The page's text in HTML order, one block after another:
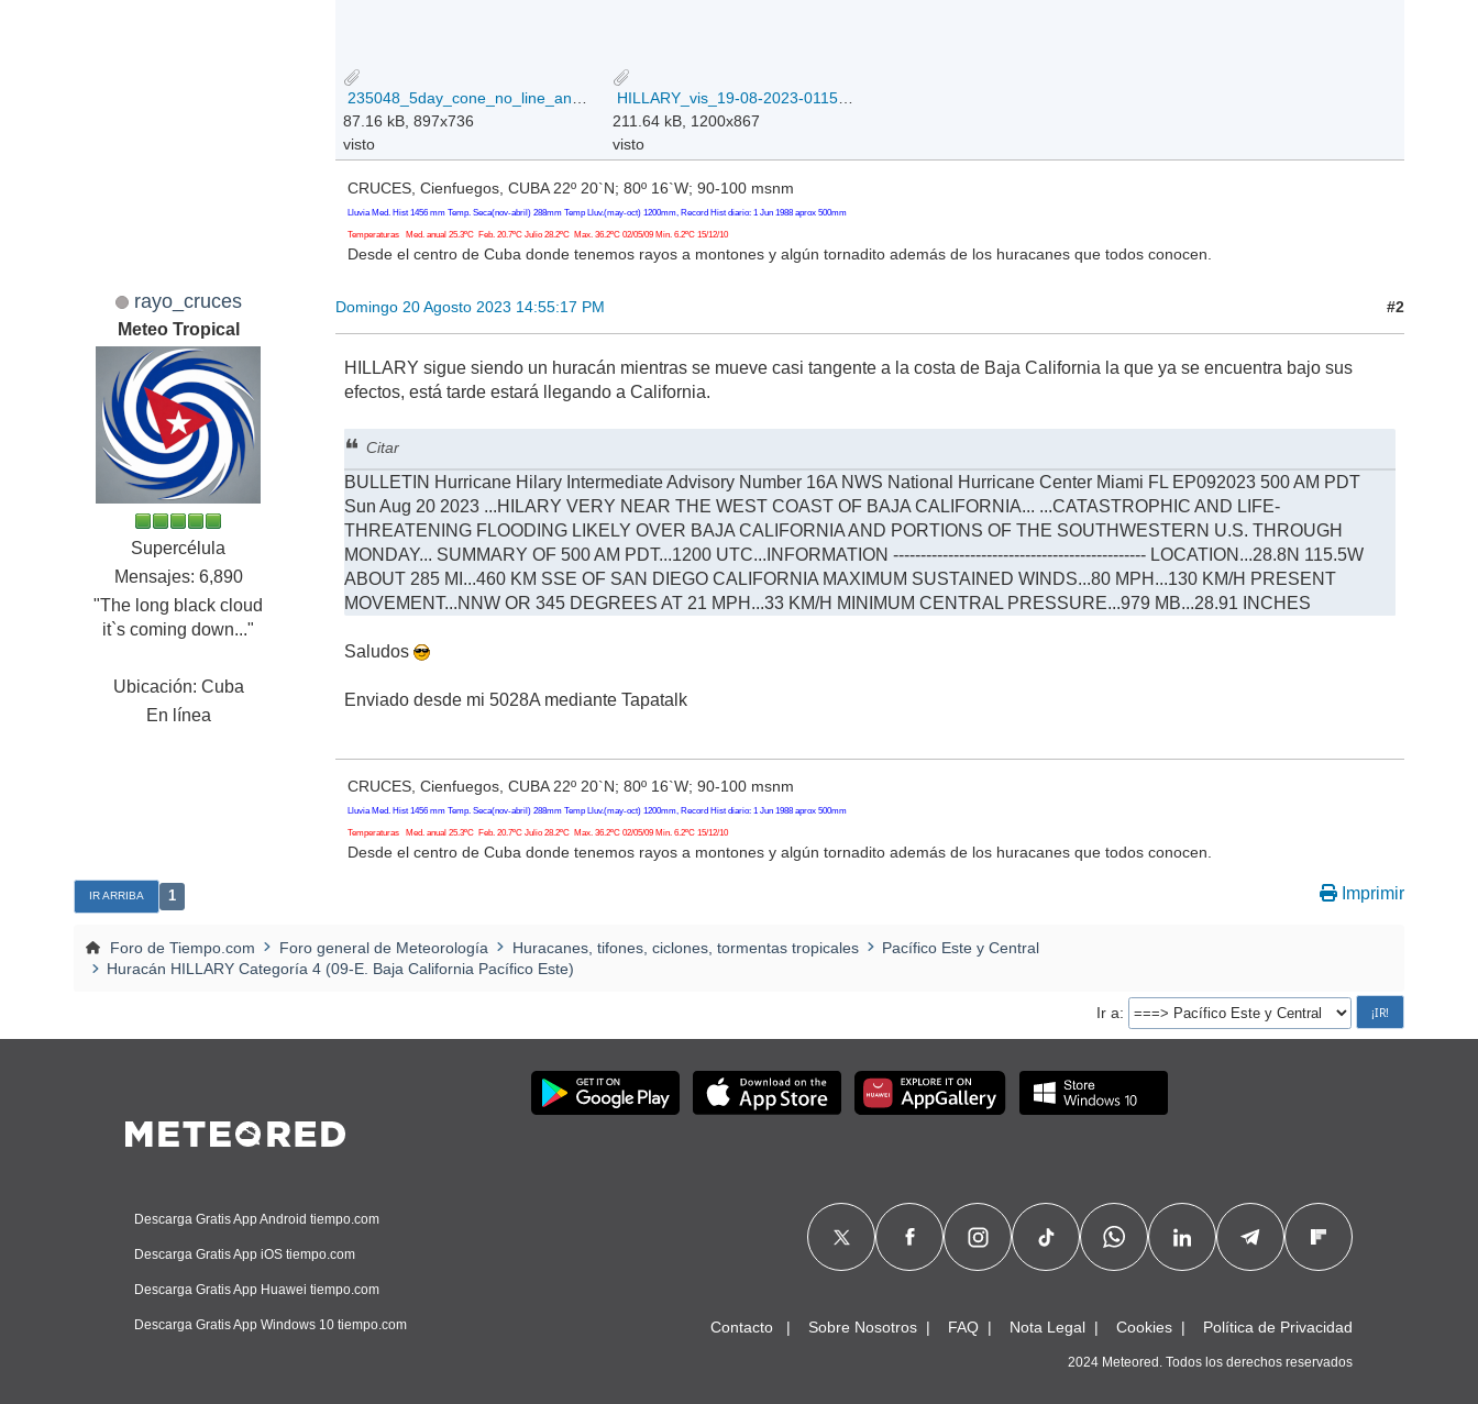
87.16 kB, 897x736
visto
211.64 kB, 1200x867
visto
CRUCES, Cienfuegos, CUBA 22º 20`N; 80º 16`W; 90-100 msnm
Lluvia Med. Hist 1456 mm Temp. Seca(nov-abril) 288mm Temp Lluv.(may-oct) 1200mm, Record Hist diario: 1 Jun 1988 aprox 500mm
Temperaturas Med. anual 25.3ºC Feb. 20.7ºC Julio 28.2ºC Max. 36.2ºC 02/05/09 Min. 6.2ºC 15/12/10
Desde el centro de Cuba donde tenemos rayos a montones y algún tornadito además de los huracanes que todos conocen.
rayo_cruces
Meteo Tropical
Supercélula
Mensajes: 6,890
"The long black cloud
it`s coming down..."
Ubicación: Cuba
En línea
Domingo 20 Agosto 2023 14:55:17 PM #2
HILLARY sigue siendo un huracán mientras se mueve casi tangente a la costa de Baja California la que ya se encuentra bajo sus
efectos, está tarde estará llegando a California.
Citar
BULLETIN Hurricane Hilary Intermediate Advisory Number 16A NWS National Hurricane Center Miami FL EP092023 500 AM PDT
Sun Aug 20 2023 ...HILARY VERY NEAR THE WEST COAST OF BAJA CALIFORNIA... ...CATASTROPHIC AND LIFE-
THREATENING FLOODING LIKELY OVER BAJA CALIFORNIA AND PORTIONS OF THE SOUTHWESTERN U.S. THROUGH
MONDAY... SUMMARY OF 500 AM PDT...1200 UTC...INFORMATION ---------------------------------------------- LOCATION...28.8N 115.5W
ABOUT 285 MI...460 KM SSE OF SAN DIEGO CALIFORNIA MAXIMUM SUSTAINED WINDS...80 MPH...130 KM/H PRESENT
MOVEMENT...NNW OR 345 DEGREES AT 21 MPH...33 KM/H MINIMUM CENTRAL PRESSURE...979 MB...28.91 INCHES
Saludos
Enviado desde mi 5028A mediante Tapatalk
CRUCES, Cienfuegos, CUBA 22º 20`N; 80º 16`W; 90-100 msnm
Lluvia Med. Hist 1456 mm Temp. Seca(nov-abril) 288mm Temp Lluv.(may-oct) 1200mm, Record Hist diario: 1 Jun 1988 aprox 500mm
Temperaturas Med. anual 25.3ºC Feb. 20.7ºC Julio 28.2ºC Max. 36.2ºC 02/05/09 Min. 6.2ºC 15/12/10
Desde el centro de Cuba donde tenemos rayos a montones y algún tornadito además de los huracanes que todos conocen.
IR ARRIBA 1 Imprimir
Foro de Tiempo.com Foro general de Meteorología Huracanes, tifones, ciclones, tormentas tropicales
Pacífico Este y Central
Huracán HILLARY Categoría 4 (09-E. Baja California Pacífico Este)
Ir a
Descarga Gratis App Android tiempo.com
Descarga Gratis App iOS tiempo.com
Descarga Gratis App Huawei tiempo.com
Descarga Gratis App Windows 10 tiempo.com Contacto Sobre Nosotros FAQ Nota Legal Cookies Política de Privacidad
2024 Meteored. Todos los derechos reservados